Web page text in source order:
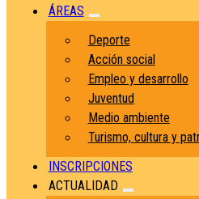
ÁREAS
Deporte
Acción social
Empleo y desarrollo
Juventud
Medio ambiente
Turismo, cultura y
INSCRIPCIONES
ACTUALIDAD